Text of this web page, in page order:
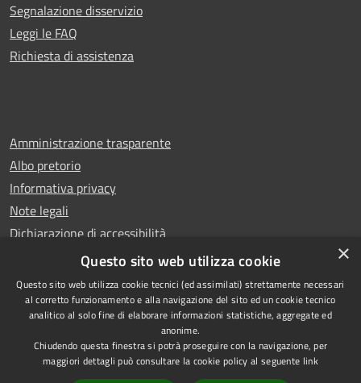
Segnalazione disservizio
Leggi le FAQ
Richiesta di assistenza
Amministrazione trasparente
Albo pretorio
Informativa privacy
Note legali
Dichiarazione di accessibilità
Whistleblowing
Accessibilità
Copyright © 2024 Città
di Ciampino
×
Questo sito web utilizza cookie
Questo sito web utilizza cookie tecnici (ed assimilati) strettamente necessari
al corretto funzionamento e alla navigazione del sito ed un cookie tecnico
analitico al solo fine di elaborare informazioni statistiche, aggregate ed
anonime.
Chiudendo questa finestra si potrà proseguire con la navigazione, per
maggiori dettagli può consultare la cookie policy al seguente link